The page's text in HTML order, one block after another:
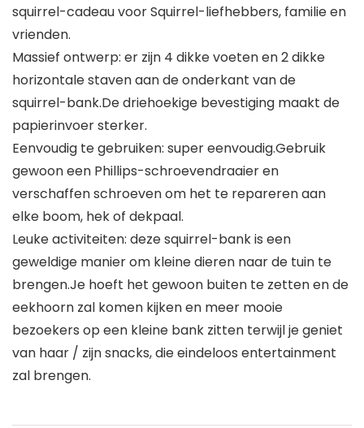
squirrel-cadeau voor Squirrel-liefhebbers, familie en
vrienden.
Massief ontwerp: er zijn 4 dikke voeten en 2 dikke
horizontale staven aan de onderkant van de
squirrel-bank.De driehoekige bevestiging maakt de
papierinvoer sterker.
Eenvoudig te gebruiken: super eenvoudig.Gebruik
gewoon een Phillips-schroevendraaier en
verschaffen schroeven om het te repareren aan
elke boom, hek of dekpaal.
Leuke activiteiten: deze squirrel-bank is een
geweldige manier om kleine dieren naar de tuin te
brengen.Je hoeft het gewoon buiten te zetten en de
eekhoorn zal komen kijken en meer mooie
bezoekers op een kleine bank zitten terwijl je geniet
van haar / zijn snacks, die eindeloos entertainment
zal brengen.